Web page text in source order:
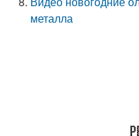
металла